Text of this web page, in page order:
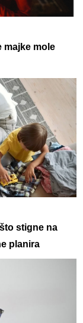
majke mole
stigne na
planira